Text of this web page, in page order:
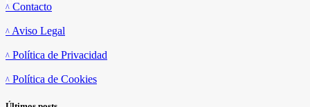
Contacto
Aviso Legal
Política de Privacidad
Política de Cookies